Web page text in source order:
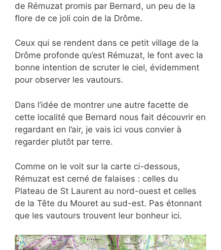
de Rémuzat promis par Bernard, un peu de la
flore de ce joli coin de la Drôme.
Ceux qui se rendent dans ce petit village de la
Drôme profonde qu’est Rémuzat, le font avec la
bonne intention de scruter le ciel, évidemment
pour observer les vautours.
Dans l’idée de montrer une autre facette de
cette localité que Bernard nous fait découvrir en
regardant en l’air, je vais ici vous convier à
regarder plutôt par terre.
Comme on le voit sur la carte ci-dessous,
Rémuzat est cerné de falaises : celles du
Plateau de St Laurent au nord-ouest et celles
de la Tête du Mouret au sud-est. Pas étonnant
que les vautours trouvent leur bonheur ici.